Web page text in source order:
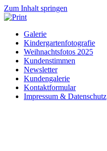
Zum Inhalt springen
Galerie
Kindergartenfotografie
Weihnachtsfotos 2025
Kundenstimmen
Newsletter
Kundengalerie
Kontaktformular
Impressum & Datenschutz